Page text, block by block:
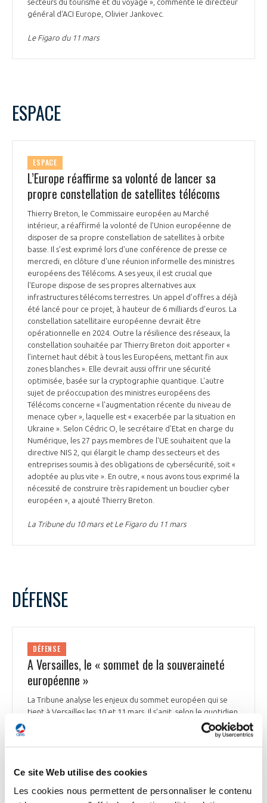
Ce site Web utilise des cookies
Les cookies nous permettent de personnaliser le contenu
secteurs du tourisme et du voyage », commente le directeur
général d'ACI Europe, Olivier Jankovec.
Le Figaro du 11 mars
ESPACE
ESPACE
L’Europe réaffirme sa volonté de lancer sa
propre constellation de satellites télécoms
Thierry Breton, le Commissaire européen au Marché
intérieur, a réaffirmé la volonté de l’Union européenne de
disposer de sa propre constellation de satellites à orbite
basse. Il s’est exprimé lors d'une conférence de presse ce
mercredi, en clôture d'une réunion informelle des ministres
européens des Télécoms. A ses yeux, il est crucial que
l'Europe dispose de ses propres alternatives aux
infrastructures télécoms terrestres. Un appel d’offres a déjà
été lancé pour ce projet, à hauteur de 6 milliards d’euros. La
constellation satellitaire européenne devrait être
opérationnelle en 2024. Outre la résilience des réseaux, la
constellation souhaitée par Thierry Breton doit apporter «
l’internet haut débit à tous les Européens, mettant fin aux
zones blanches ». Elle devrait aussi offrir une sécurité
optimisée, basée sur la cryptographie quantique. L'autre
sujet de préoccupation des ministres européens des
Télécoms concerne « l'augmentation récente du niveau de
menace cyber », laquelle est « exacerbée par la situation en
Ukraine ». Selon Cédric O, le secrétaire d'Etat en charge du
Numérique, les 27 pays membres de l'UE souhaitent que la
directive NIS 2, qui élargit le champ des secteurs et des
entreprises soumis à des obligations de cybersécurité, soit «
adoptée au plus vite ». En outre, « nous avons tous exprimé la
nécessité de construire très rapidement un bouclier cyber
européen », a ajouté Thierry Breton.
La Tribune du 10 mars et Le Figaro du 11 mars
DÉFENSE
DÉFENSE
A Versailles, le « sommet de la souveraineté
européenne »
La Tribune analyse les enjeux du sommet européen qui se
tient à Versailles les 10 et 11 mars. Il s’agit, selon le quotidien,
d’un « rendez-vous historique » pour l’Union européenne,
diplomatique et militaire sur la scène internationale, et non
guerre en Ukraine a « provoqué un véritable électrochoc
sa capacité à s’emparer des sujets de défense et de